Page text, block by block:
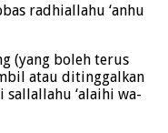
radhiallahu ‘anhu
(yang boleh terus
atau ditinggalkan
sallallahu ‘alaihi wa-